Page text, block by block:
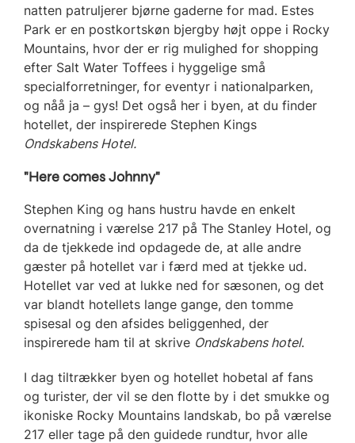
natten patruljerer bjørne gaderne for mad. Estes
Park er en postkortskøn bjergby højt oppe i Rocky
Mountains, hvor der er rig mulighed for shopping
efter Salt Water Toffees i hyggelige små
specialforretninger, for eventyr i nationalparken,
og nåå ja – gys! Det også her i byen, at du finder
hotellet, der inspirerede Stephen Kings
Ondskabens Hotel.
"Here comes Johnny"
Stephen King og hans hustru havde en enkelt
overnatning i værelse 217 på The Stanley Hotel, og
da de tjekkede ind opdagede de, at alle andre
gæster på hotellet var i færd med at tjekke ud.
Hotellet var ved at lukke ned for sæsonen, og det
var blandt hotellets lange gange, den tomme
spisesal og den afsides beliggenhed, der
inspirerede ham til at skrive Ondskabens hotel.
I dag tiltrækker byen og hotellet hobetal af fans
og turister, der vil se den flotte by i det smukke og
ikoniske Rocky Mountains landskab, bo på værelse
217 eller tage på den guidede rundtur, hvor alle